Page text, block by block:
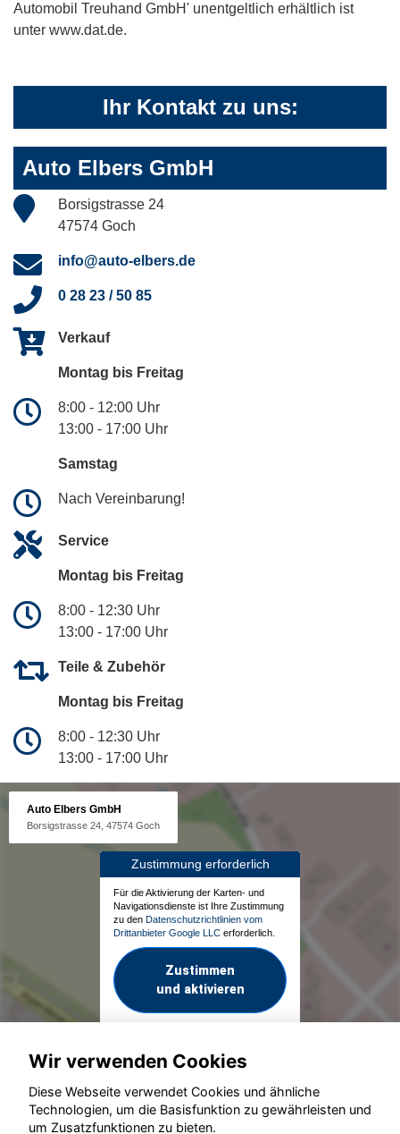
Automobil Treuhand GmbH' unentgeltlich erhältlich ist
unter www.dat.de.
Ihr Kontakt zu uns:
Auto Elbers GmbH
Borsigstrasse 24
47574 Goch
info@auto-elbers.de
0 28 23 / 50 85
Verkauf
Montag bis Freitag
8:00 - 12:00 Uhr
13:00 - 17:00 Uhr
Samstag
Nach Vereinbarung!
Service
Montag bis Freitag
8:00 - 12:30 Uhr
13:00 - 17:00 Uhr
Teile & Zubehör
Montag bis Freitag
8:00 - 12:30 Uhr
13:00 - 17:00 Uhr
Auto Elbers GmbH
Borsigstrasse 24, 47574 Goch
Zustimmung erforderlich
Für die Aktivierung der Karten- und
Navigationsdienste ist Ihre Zustimmung
zu den Datenschutzrichtlinien vom
Drittanbieter Google LLC erforderlich.
Zustimmen
und aktivieren
© konjunkturmotor.de GmbH 2020 - 2026
Wir verwenden Cookies
Diese Webseite verwendet Cookies und ähnliche
Technologien, um die Basisfunktion zu gewährleisten und
um Zusatzfunktionen zu bieten.